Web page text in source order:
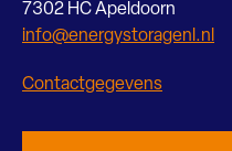
7302 HC Apeldoorn
info@energystoragenl.nl
Contactgegevens